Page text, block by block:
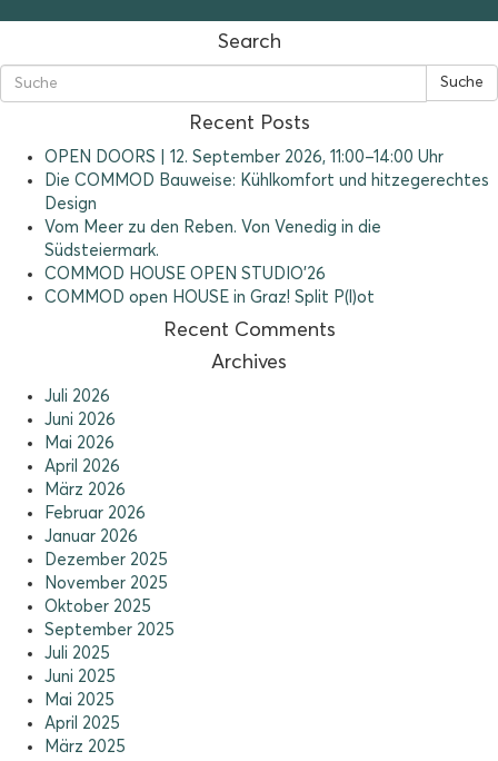
Search
Suche
Recent Posts
OPEN DOORS | 12. September 2026, 11:00–14:00 Uhr
Die COMMOD Bauweise: Kühlkomfort und hitzegerechtes
Design
Vom Meer zu den Reben. Von Venedig in die
Südsteiermark.
COMMOD HOUSE OPEN STUDIO’26
COMMOD open HOUSE in Graz! Split P(l)ot
Recent Comments
Archives
Juli 2026
Juni 2026
Mai 2026
April 2026
März 2026
Februar 2026
Januar 2026
Dezember 2025
November 2025
Oktober 2025
September 2025
Juli 2025
Juni 2025
Mai 2025
April 2025
März 2025